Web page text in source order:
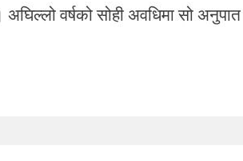
वर्षको सोही अवधिमा सो अनुपात